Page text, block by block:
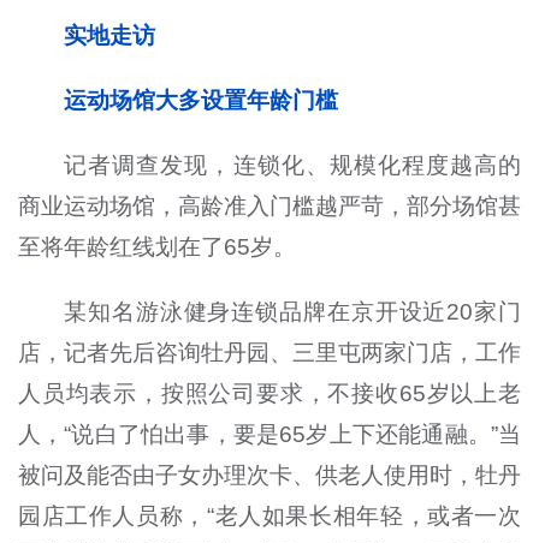
实地走访
运动场馆大多设置年龄门槛
记者调查发现，连锁化、规模化程度越高的
商业运动场馆，高龄准入门槛越严苛，部分场馆甚
至将年龄红线划在了65岁。
某知名游泳健身连锁品牌在京开设近20家门
店，记者先后咨询牡丹园、三里屯两家门店，工作
人员均表示，按照公司要求，不接收65岁以上老
人，“说白了怕出事，要是65岁上下还能通融。”当
被问及能否由子女办理次卡、供老人使用时，牡丹
园店工作人员称，“老人如果长相年轻，或者一次